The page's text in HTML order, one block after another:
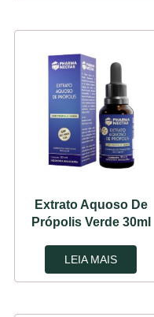
Extrato Aquoso De
Própolis Verde 30ml
LEIA MAIS